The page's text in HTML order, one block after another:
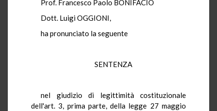
Prof. Francesco Paolo BONIFACIO
Dott. Luigi OGGIONI,
ha pronunciato la seguente
SENTENZA
nel giudizio di legittimità costituzionale
dell'art. 3, prima parte, della legge 27 maggio